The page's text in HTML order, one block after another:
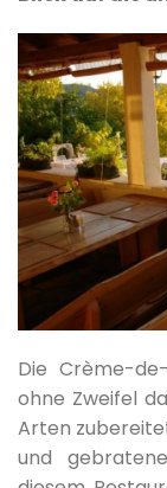
Die Crème-
ohne Zweifel
Arten
und